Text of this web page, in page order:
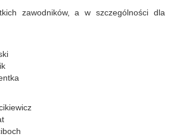
zawodników, a w szczególności dla